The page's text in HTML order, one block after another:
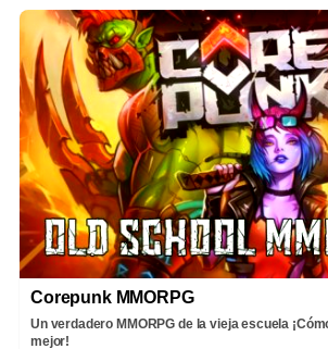
Corepunk MMORPG
Un verdadero MMORPG de la vieja escuela
mejor!